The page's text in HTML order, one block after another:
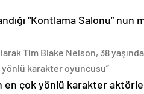
“Kontlama Salonu” nun
Tim Blake Nelson, 38
yönlü karakter oyuncusu”
en çok yönlü karakter